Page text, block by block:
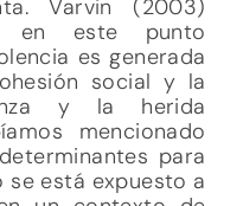
Varvin (2003)
en este punto
es generada
social y la
y la herida
mencionado
para
se está expuesto a